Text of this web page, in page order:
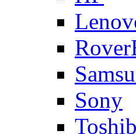
Sony